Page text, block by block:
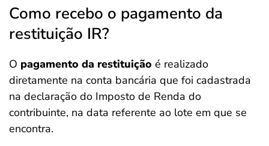
Como recebo o pagamento da
restituição IR?
O pagamento da restituição é realizado
diretamente na conta bancária que foi cadastrada
na declaração do Imposto de Renda do
contribuinte, na data referente ao lote em que se
encontra.